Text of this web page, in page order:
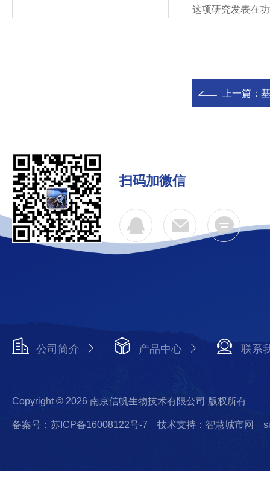
这项研究发表在
上一篇：
扫码加微信
公司简介 产品中心 联系
Copyright © 2026 南京信帆生物技术有限公司 版权所有
备案号：苏ICP备16008122号-7 技术支持：智慧城市网